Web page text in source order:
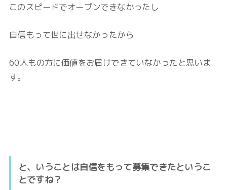
このスピードでオープンできなかったし
自信もって世に出せなかったから
60人もの方に価値をお届けできていなかったと思いま
す。
と、いうことは自信をもって募集できたというこ
とですね？